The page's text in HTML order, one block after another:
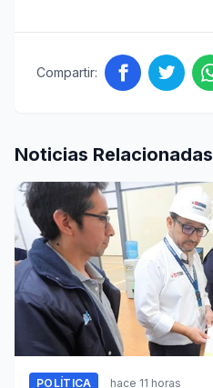
Compartir:
Noticias Relacionadas
POLÍTICA hace 11 horas